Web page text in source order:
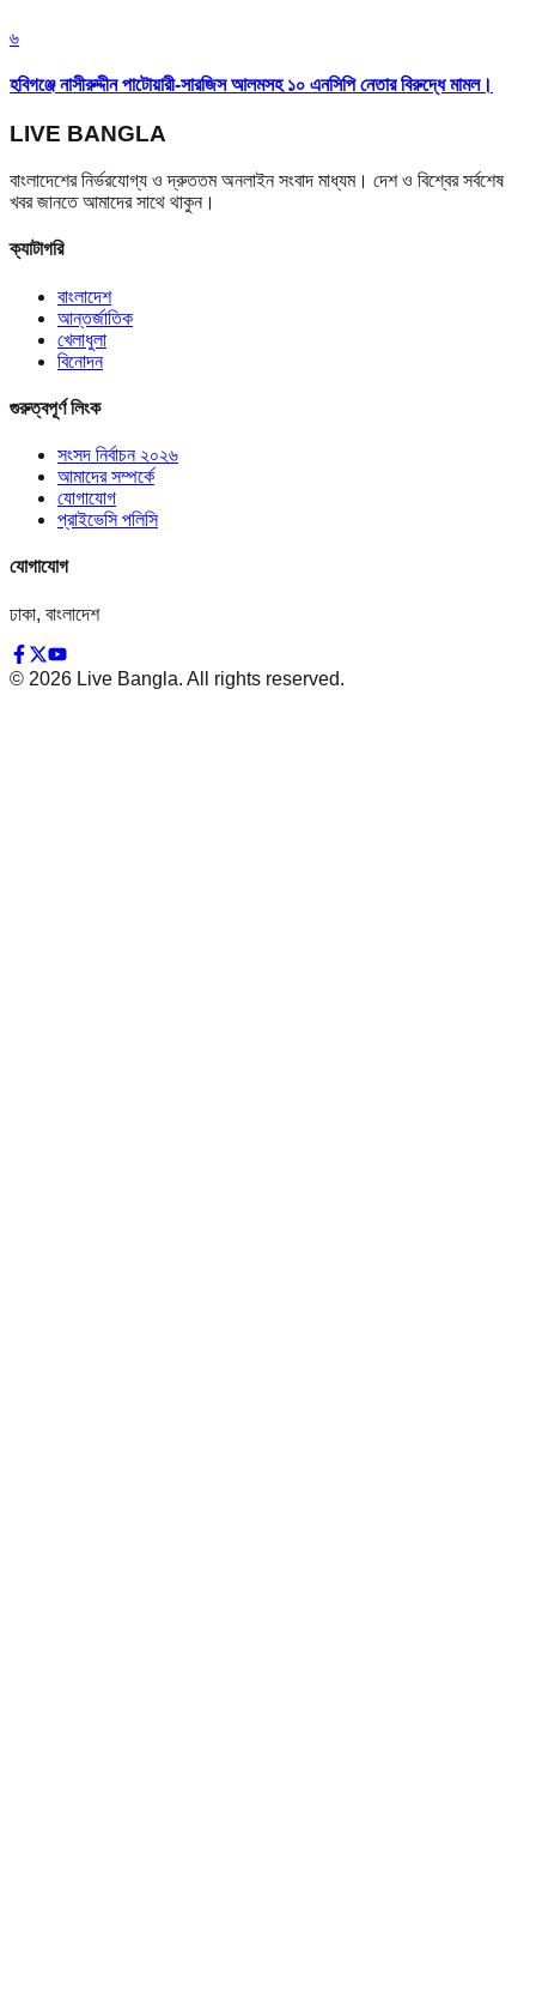
৬
হবিগঞ্জে নাসীরুদ্দীন পাটোয়ারী-সারজিস আলমসহ ১০ এনসিপি নেতার বিরুদ্ধে মামল।
LIVE BANGLA
বাংলাদেশের নির্ভরযোগ্য ও দ্রুততম অনলাইন সংবাদ মাধ্যম। দেশ ও বিশ্বের সর্বশেষ
খবর জানতে আমাদের সাথে থাকুন।
ক্যাটাগরি
বাংলাদেশ
আন্তর্জাতিক
খেলাধুলা
বিনোদন
গুরুত্বপূর্ণ লিংক
সংসদ নির্বাচন ২০২৬
আমাদের সম্পর্কে
যোগাযোগ
প্রাইভেসি পলিসি
যোগাযোগ
ঢাকা, বাংলাদেশ
© 2026 Live Bangla. All rights reserved.